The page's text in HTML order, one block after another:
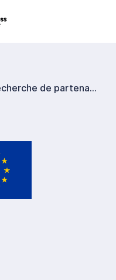
Recherche de partenaires de recherche et cliniques pour la validation d’un dispositif NMES dédié au diastasis post-partum (Allemagne)